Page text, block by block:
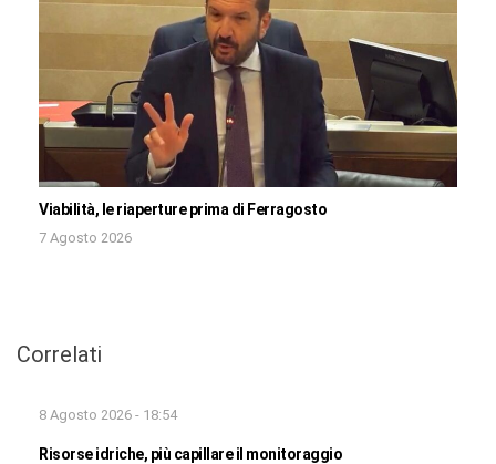
Viabilità, le riaperture prima di Ferragosto
7 Agosto 2026
Correlati
8 Agosto 2026 - 18:54
Risorse idriche, più capillare il monitoraggio